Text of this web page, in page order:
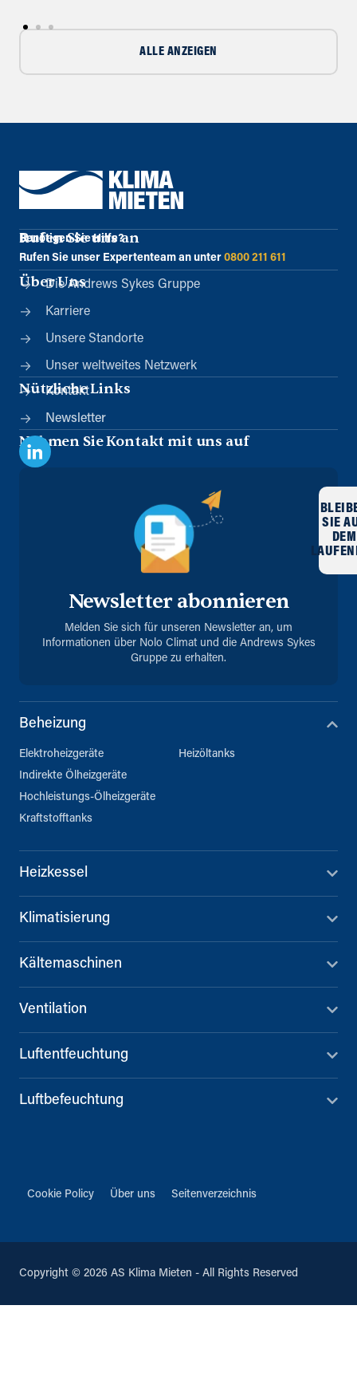
ALLE ANZEIGEN
Rufen Sie uns an
Benötigen Sie Hilfe?
Rufen Sie unser Expertenteam an unter 0800 211 611
Über Uns
Die Andrews Sykes Gruppe
Karriere
Unsere Standorte
Unser weltweites Netzwerk
Nützliche Links
Kontakt
Newsletter
Nehmen Sie Kontakt mit uns auf
Newsletter abonnieren
Melden Sie sich für unseren Newsletter an, um
Informationen über Nolo Climat und die Andrews Sykes
Gruppe zu erhalten.
SIE
DEM
Beheizung
Elektroheizgeräte
Indirekte Ölheizgeräte
Hochleistungs-Ölheizgeräte
Kraftstofftanks
Heizöltanks
Heizkessel
Klimatisierung
Kältemaschinen
Ventilation
Luftentfeuchtung
Luftbefeuchtung
Cookie Policy Über uns Seitenverzeichnis
Copyright © 2026 AS Klima Mieten - All Rights Reserved